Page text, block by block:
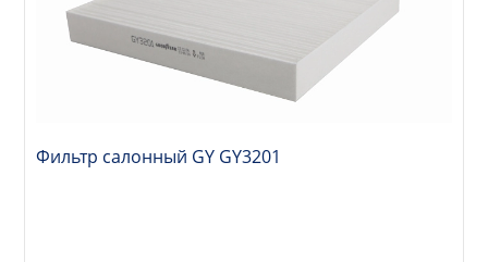
Фильтр салонный GY GY3201